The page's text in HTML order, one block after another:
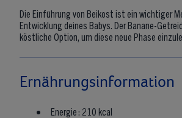
Die Einführung von Beikost ist ein wichtiger
Entwicklung deines Babys. Der Banane-
köstliche Option, um diese neue Phase
Ernährungsinformation
Energie : 210 kcal